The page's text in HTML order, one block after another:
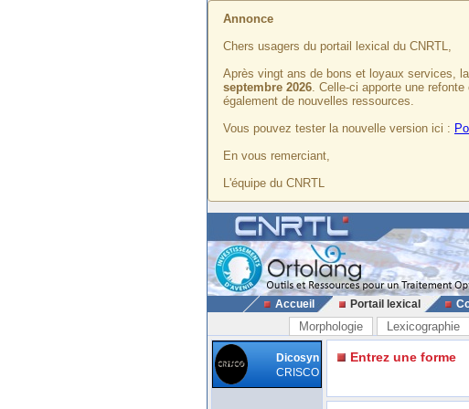
Annonce
Chers usagers du portail lexical du CNRTL,
Après vingt ans de bons et loyaux services,
septembre 2026. Celle-ci apporte une
également de nouvelles ressources.
Vous pouvez tester la nouvelle version ici :
En vous remerciant,
L'équipe du CNRTL
Accueil Portail lexical
Morphologie Lexicographie
Dicosyn
CRISCO
Entrez une forme